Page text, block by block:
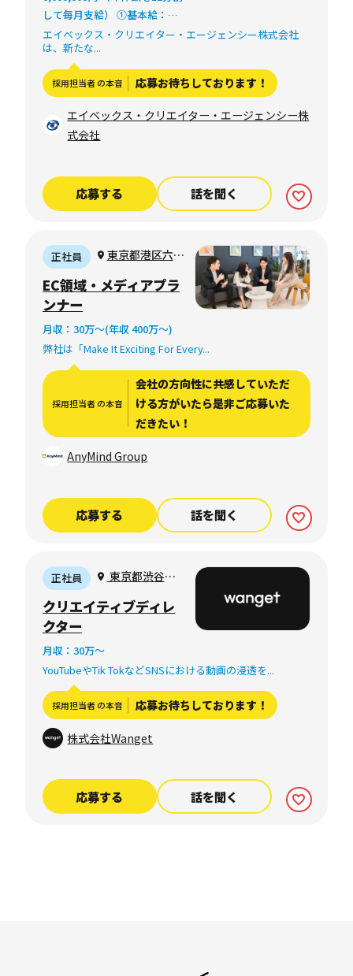
して毎月支給） ①基本給：
3,888,000円～5,184,000円 ②
時間外20時間相当分：612,000
円～816,000円 （時間外労働の
有無に関わらず、20時間分の
②のトータル 4,500,000円～
6,000,000円 ※金額は経験、能
り決定 ※20時間を超える時間
外労働分についての割増賃金
は追加で支給
エイベックス・クリエイター・エージェンシー株式会社
は、新たな...
採用担当者 の本音 応募お待ちしております！
エイベックス・クリエイター・エージェンシー株
式会社
応募する 話を聞く
正社員
東京都港区六本
木6-10-1 六本木
ヒルズ森タワー
EC領域・メディアプラ
ンナー
月収：30万〜(年収 400万〜)
弊社は「Make It Exciting For Every...
採用担当者 の本音
会社の方向性に共感していただ
ける方がいたら是非ご応募いた
だきたい！
AnyMind Group
応募する 話を聞く
正社員
東京都渋谷区
渋谷1丁目3番18
号ビラ・モデルナ
クリエイティブディレ
クター
月収：30万〜
YouTubeやTik TokなどSNSにおける動画の浸透を...
採用担当者 の本音 応募お待ちしております！
株式会社Wanget
応募する 話を聞く